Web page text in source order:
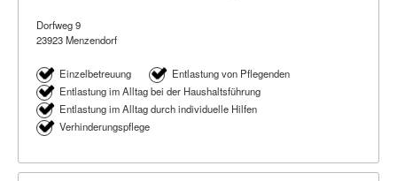
Dorfweg 9
23923 Menzendorf
Einzelbetreuung
Entlastung von Pflegenden
Entlastung im Alltag bei der Haushaltsführung
Entlastung im Alltag durch individuelle Hilfen
Verhinderungspflege